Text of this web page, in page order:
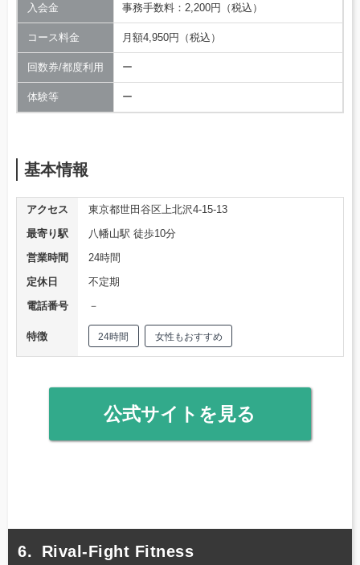
入会金 事務手数料：2,200円（税込）
コース料金 月額4,950円（税込）
回数券/都度利用 ー
体験等 ー
基本情報
アクセス
東京都世田谷区上北沢4-15-13
最寄り駅
八幡山駅 徒歩10分
営業時間
24時間
定休日
不定期
電話番号
－
特徴 24時間 女性もおすすめ
公式サイトを見る
Rival-Fight Fitness